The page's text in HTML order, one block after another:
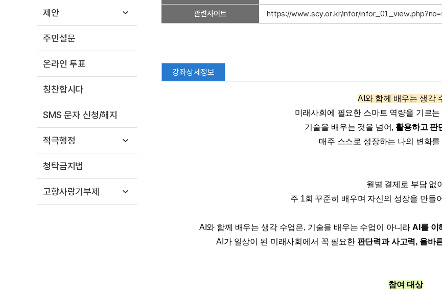
제안
주민설문
온라인 투표
칭찬합시다
SMS 문자 신청/해지
적극행정
청탁금지법
고향사랑기부제
관련사이트 https://www.scy.or.kr/infor/
강좌상세정보
AI와 함께 배우는 생각
미래사회에 필요한 스마트 역량을 기르는
기술을 배우는 것을 넘어, 활용하고 판
매주 스스로 성장하는 나의 변화
월별 결제로 부담 없이
주 1회 꾸준히 배우며 자신의 성장을 만들
AI와 함께 배우는 생각 수업은, 기술을 배우는 수업이 아니라AI를 이
AI가 일상이 된 미래사회에서 꼭 필요한 판단력과 사고력, 올바
참여 대상